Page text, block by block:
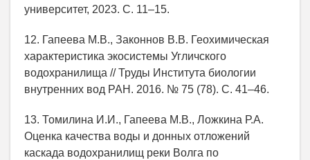
университет, 2023. С. 11–15.
12. Гапеева М.В., Законнов В.В. Геохимическая
характеристика экосистемы Угличского
водохранилища // Труды Института биологии
внутренних вод РАН. 2016. № 75 (78). С. 41–46.
13. Томилина И.И., Гапеева М.В., Ложкина Р.А.
Оценка качества воды и донных отложений
каскада водохранилищ реки Волга по